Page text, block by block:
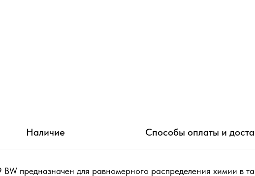
Наличие Способы оплаты и
предназначен для равномерного распределения химии в